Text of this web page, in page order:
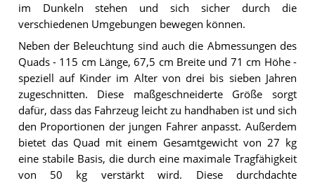
im Dunkeln stehen und sich sicher durch die
verschiedenen Umgebungen bewegen können.
Neben der Beleuchtung sind auch die Abmessungen des
Quads - 115 cm Länge, 67,5 cm Breite und 71 cm Höhe -
speziell auf Kinder im Alter von drei bis sieben Jahren
zugeschnitten. Diese maßgeschneiderte Größe sorgt
dafür, dass das Fahrzeug leicht zu handhaben ist und sich
den Proportionen der jungen Fahrer anpasst. Außerdem
bietet das Quad mit einem Gesamtgewicht von 27 kg
eine stabile Basis, die durch eine maximale Tragfähigkeit
von 50 kg verstärkt wird. Diese durchdachte